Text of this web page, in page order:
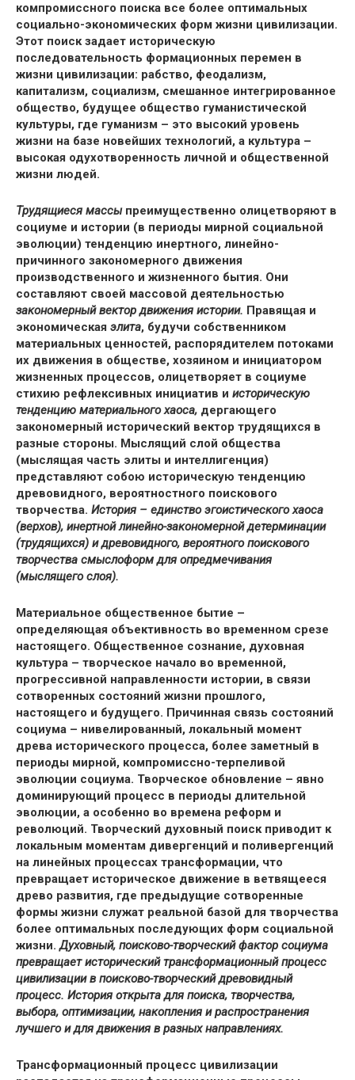
компромиссного поиска все более оптимальных
социально-экономических форм жизни цивилизации.
Этот поиск задает историческую
последовательность формационных перемен в
жизни цивилизации: рабство, феодализм,
капитализм, социализм, смешанное интегрированное
общество, будущее общество гуманистической
культуры, где гуманизм – это высокий уровень
жизни на базе новейших технологий, а культура –
высокая одухотворенность личной и общественной
жизни людей.
Трудящиеся массы преимущественно олицетворяют в
социуме и истории (в периоды мирной социальной
эволюции) тенденцию инертного, линейно-
причинного закономерного движения
производственного и жизненного бытия. Они
составляют своей массовой деятельностью
закономерный вектор движения истории. Правящая и
экономическая элита, будучи собственником
материальных ценностей, распорядителем потоками
их движения в обществе, хозяином и инициатором
жизненных процессов, олицетворяет в социуме
стихию рефлексивных инициатив и историческую
тенденцию материального хаоса, дергающего
закономерный исторический вектор трудящихся в
разные стороны. Мыслящий слой общества
(мыслящая часть элиты и интеллигенция)
представляют собою историческую тенденцию
древовидного, вероятностного поискового
творчества. История – единство эгоистического хаоса
(верхов), инертной линейно-закономерной детерминации
(трудящихся) и древовидного, вероятного поискового
творчества смыслоформ для опредмечивания
(мыслящего слоя).
Материальное общественное бытие –
определяющая объективность во временном срезе
настоящего. Общественное сознание, духовная
культура – творческое начало во временной,
прогрессивной направленности истории, в связи
сотворенных состояний жизни прошлого,
настоящего и будущего. Причинная связь состояний
социума – нивелированный, локальный момент
древа исторического процесса, более заметный в
периоды мирной, компромиссно-терпеливой
эволюции социума. Творческое обновление – явно
доминирующий процесс в периоды длительной
эволюции, а особенно во времена реформ и
революций. Творческий духовный поиск приводит к
локальным моментам дивергенций и поливергенций
на линейных процессах трансформации, что
превращает историческое движение в ветвящееся
древо развития, где предыдущие сотворенные
формы жизни служат реальной базой для творчества
более оптимальных последующих форм социальной
жизни.Духовный, поисково-творческий фактор социума
превращает исторический трансформационный процесс
цивилизации в поисково-творческий древовидный
процесс. История открыта для поиска, творчества,
выбора, оптимизации, накопления и распространения
лучшего и для движения в разных направлениях.
Трансформационный процесс цивилизации